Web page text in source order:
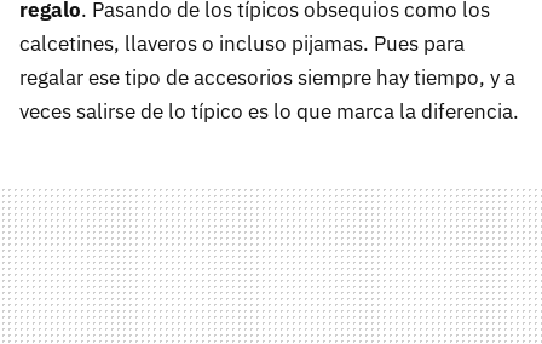
regalo. Pasando de los típicos obsequios como los
calcetines, llaveros o incluso pijamas. Pues para
regalar ese tipo de accesorios siempre hay tiempo, y a
veces salirse de lo típico es lo que marca la diferencia.